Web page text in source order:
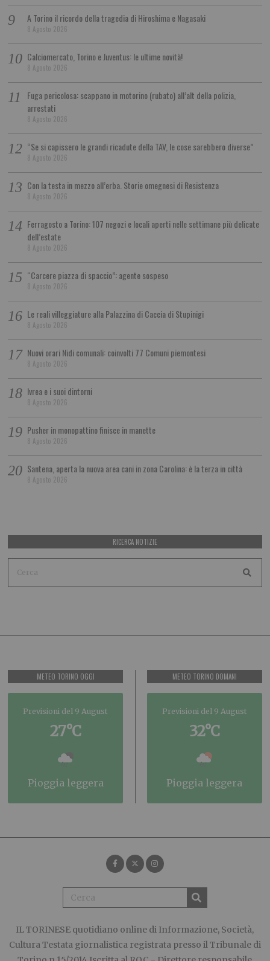
A Torino il ricordo della tragedia di Hiroshima e Nagasaki
8 Agosto 2026
Calciomercato, Torino e Juventus: le ultime novità!
8 Agosto 2026
Fuga pericolosa: scappano in motorino (rubato) all’alt della polizia,
arrestati
8 Agosto 2026
“Se si capissero le grandi ricadute della TAV, le cose sarebbero diverse”
8 Agosto 2026
Con la testa in mezzo all’erba. Storie omegnesi di Resistenza
8 Agosto 2026
Ferragosto a Torino: 107 negozi e locali aperti nelle settimane più delicate
dell’estate
8 Agosto 2026
“Carcere piazza di spaccio”: agente sospeso
8 Agosto 2026
Le reali villeggiature alla Palazzina di Caccia di Stupinigi
8 Agosto 2026
Nuovi orari Nidi comunali: coinvolti 77 Comuni piemontesi
8 Agosto 2026
Ivrea e i suoi dintorni
8 Agosto 2026
Pusher in monopattino finisce in manette
8 Agosto 2026
Santena, aperta la nuova area cani in zona Carolina: è la terza in città
8 Agosto 2026
RICERCA NOTIZIE
METEO TORINO OGGI
Previsioni del 9 August
27°C
pioggia leggera
METEO TORINO DOMANI
Previsioni del 9 August
32°C
pioggia leggera
IL TORINESE quotidiano online di Informazione, Società,
Cultura Testata giornalistica registrata presso il Tribunale di